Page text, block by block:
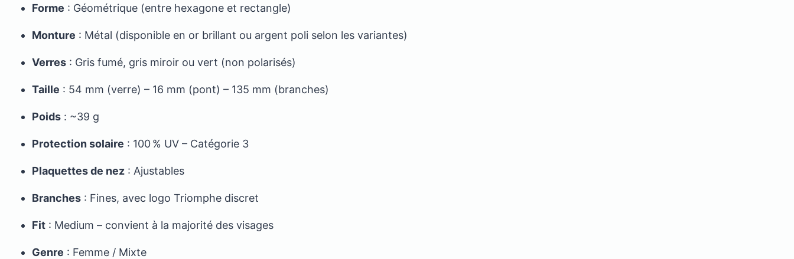
Forme : Géométrique (entre hexagone et rectangle)
Monture : Métal (disponible en or brillant ou argent poli selon les variantes)
Verres : Gris fumé, gris miroir ou vert (non polarisés)
Taille : 54 mm (verre) – 16 mm (pont) – 135 mm (branches)
Poids : ~39 g
Protection solaire : 100 % UV – Catégorie 3
Plaquettes de nez : Ajustables
Branches : Fines, avec logo Triomphe discret
Fit : Medium – convient à la majorité des visages
Genre : Femme / Mixte